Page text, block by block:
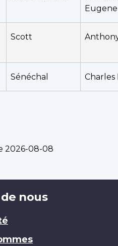
Eugene
Scott
Sénéchal Charles
2026-08-08
nous